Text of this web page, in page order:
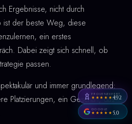
Ergebnisse, nicht durch
ist der beste Weg, diese
ein erstes
Dabei zeigt sich schnell, ob
passen.
und immer grundlegend:
Platzierungen, ein Geschäft, das
PROVENEXPERT
★★★★★4,92
GOOGLE
★★★★★5,0